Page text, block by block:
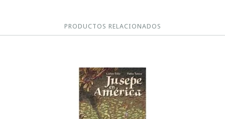
PRODUCTOS RELACIONADOS